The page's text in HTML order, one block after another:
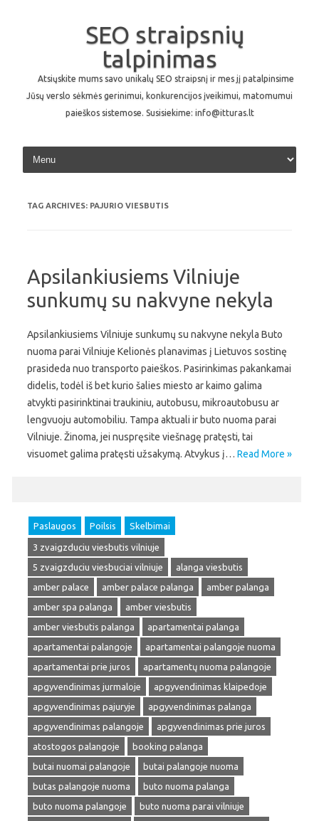
SEO straipsnių
talpinimas
Atsiųskite mums savo unikalų SEO straipsnį ir mes jį patalpinsime
Jūsų verslo sėkmės gerinimui, konkurencijos įveikimui, matomumui
paieškos sistemose. Susisiekime: info@itturas.lt
Skip to content
TAG ARCHIVES: PAJURIO VIESBUTIS
Apsilankiusiems Vilniuje
sunkumų su nakvyne nekyla
Apsilankiusiems Vilniuje sunkumų su nakvyne nekyla Buto
nuoma parai Vilniuje Kelionės planavimas į Lietuvos sostinę
prasideda nuo transporto paieškos. Pasirinkimas pakankamai
didelis, todėl iš bet kurio šalies miesto ar kaimo galima
atvykti pasirinktinai traukiniu, autobusu, mikroautobusu ar
lengvuoju automobiliu. Tampa aktuali ir buto nuoma parai
Vilniuje. Žinoma, jei nuspręsite viešnagę pratęsti, tai
visuomet galima pratęsti užsakymą. Atvykus į… Read More »
Paslaugos Poilsis Skelbimai
3 zvaigzduciu viesbutis vilniuje
5 zvaigzduciu viesbuciai vilniuje
alanga viesbutis
amber palace
amber palace palanga
amber palanga
amber spa palanga
amber viesbutis
amber viesbutis palanga
apartamentai palanga
apartamentai palangoje
apartamentai palangoje nuoma
apartamentai prie juros
apartamentų nuoma palangoje
apgyvendinimas jurmaloje
apgyvendinimas klaipedoje
apgyvendinimas pajuryje
apgyvendinimas palanga
apgyvendinimas palangoje
apgyvendinimas prie juros
atostogos palangoje
booking palanga
butai nuomai palangoje
butai palangoje nuoma
butas palangoje nuoma
buto nuoma palanga
buto nuoma palangoje
buto nuoma parai vilniuje